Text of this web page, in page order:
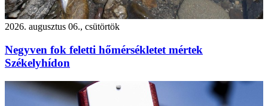
2026. augusztus 06., csütörtök
Negyven fok feletti hőmérsékletet mértek
Székelyhídon